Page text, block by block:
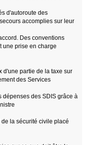
d'autoroute des
accomplies sur leur
Des conventions
une prise en charge
d'une partie de la taxe sur
des Services
dépenses des SDIS grâce à
la sécurité civile placé